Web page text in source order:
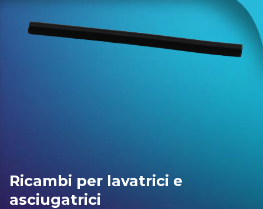
Ricambi per lavatrici e
asciugatrici